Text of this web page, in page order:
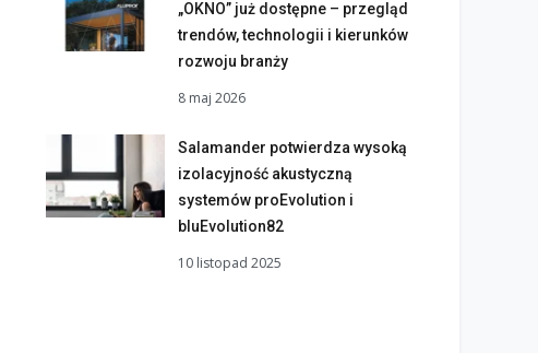
„OKNO” już dostępne – przegląd
trendów, technologii i kierunków
rozwoju branży
8 maj 2026
Salamander potwierdza wysoką
izolacyjność akustyczną
systemów proEvolution i
bluEvolution82
10 listopad 2025